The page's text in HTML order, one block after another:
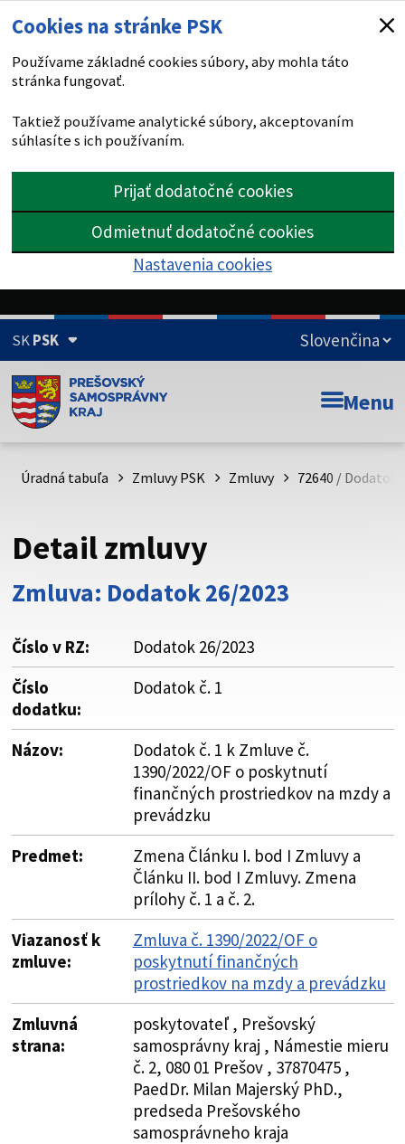
Cookies na stránke PSK
Používame základné cookies súbory, aby mohla táto
stránka fungovať.
Taktiež používame analytické súbory, akceptovaním
súhlasíte s ich používaním.
Prijať dodatočné cookies
Odmietnuť dodatočné cookies
Nastavenia cookies
SKPSK
Doména psk.sk je oficiálna
Toto je oficiálna webová stránka Prešovského
psk.sk.
Buďte pozorní a vždy sa uistite, že zdieľate informácie iba
cez zabezpečenú webovú stránku. Zabezpečená stránka
vždy začína https:// pred názvom domény webového sídla.
Menu
Úradná tabuľa Zmluvy PSK Zmluvy 72640 / Dodatok
Detail zmluvy
Zmluva: Dodatok 26/2023
Číslo v RZ:
Dodatok 26/2023
Číslo
dodatku:
Dodatok č. 1
Názov:
Dodatok č. 1 k Zmluve č.
1390/2022/OF o poskytnutí
finančných prostriedkov na mzdy a
prevádzku
Predmet:
Zmena Článku I. bod I Zmluvy a
Článku II. bod I Zmluvy. Zmena
prílohy č. 1 a č. 2.
Viazanosť k
zmluve:
Zmluva č. 1390/2022/OF o
poskytnutí finančných
prostriedkov na mzdy a prevádzku
Zmluvná
strana:
poskytovateľ , Prešovský
samosprávny kraj , Námestie mieru
č. 2, 080 01 Prešov , 37870475 ,
PaedDr. Milan Majerský PhD.,
predseda Prešovského
samosprávneho kraja